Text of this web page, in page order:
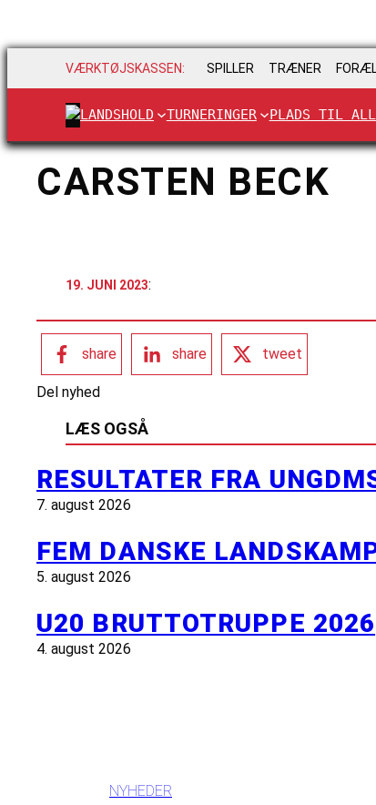
VÆRKTØJSKASSEN: SPILLER TRÆNER
LANDSHOLD TURNERINGER PLADS TIL
CARSTEN BECK
19. JUNI 2023:
share share tweet
Del nyhed
LÆS OGSÅ
RESULTATER FRA
7. august 2026
FEM DANSKE
5. august 2026
U20 BRUTTOTRUPPE 2026
4. august 2026
NYHEDER